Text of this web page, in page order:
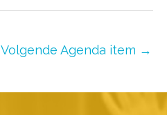
Volgende Agenda item →